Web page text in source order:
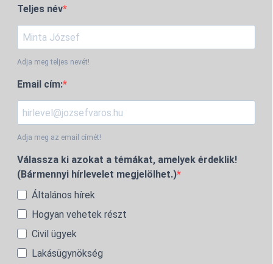
Teljes név
Adja meg teljes nevét!
Email cím:
Adja meg az email címét!
Válassza ki azokat a témákat, amelyek érdeklik!
(Bármennyi hírlevelet megjelölhet.)
Általános hírek
Hogyan vehetek részt
Civil ügyek
Lakásügynökség